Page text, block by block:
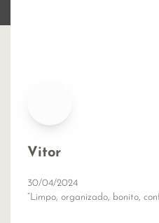
Vitor
30/04/2024
“Limpo, organizado, bonito,